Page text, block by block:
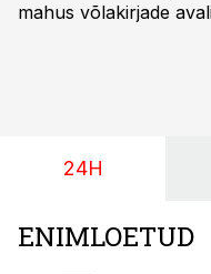
mahus võlakirjade
24H
ENIMLOETUD